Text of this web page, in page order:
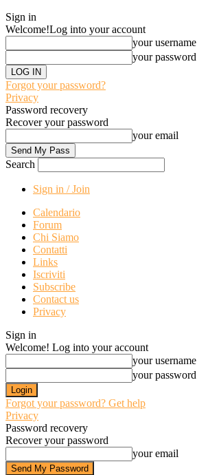
Sign in
Welcome!Log into your account
your username
your password
Forgot your password?
Privacy
Password recovery
Recover your password
your email
Search
Sign in / Join
Calendario
Forum
Chi Siamo
Contatti
Links
Iscriviti
Subscribe
Contact us
Privacy
Sign in
Welcome! Log into your account
your username
your password
Forgot your password? Get help
Privacy
Password recovery
Recover your password
your email